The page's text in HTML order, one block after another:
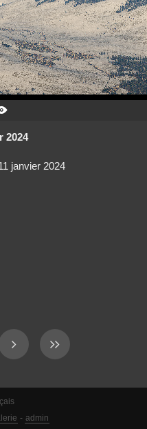
2024
janvier 2024
- admin